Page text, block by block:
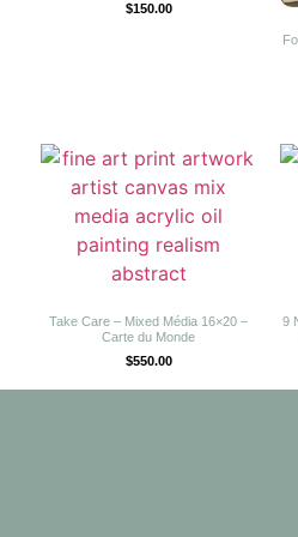
$150.00
Take Care – Mixed Média 16×20 –
Carte du Monde
$550.00
9